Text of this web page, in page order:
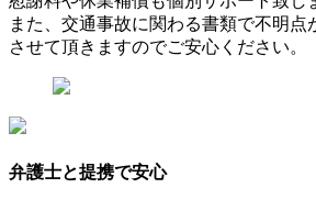
また、交通事故に関わる書類で不明点
させて頂きますのでご安心ください。
弁護士と提携で安心